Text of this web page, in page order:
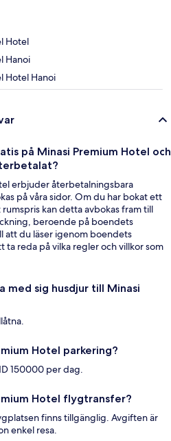
Hotel
Hanoi
Hotel Hanoi
på Minasi Premium Hotel och
erbjuder återbetalningsbara
på våra sidor. Om du har bokat ett
kan detta avbokas fram till
beroende på boendets
att du läser igenom boendets
ta reda på vilka regler och villkor som
sig husdjur till Minasi
Hotel parkering?
150000 per dag.
Hotel flygtransfer?
finns tillgänglig. Avgiften är
enkel resa.